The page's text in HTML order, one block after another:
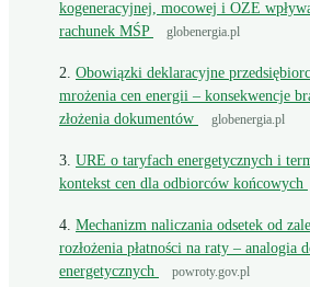
kogeneracyjnej, mocowej i OZE
rachunek MŚP
globenergia.pl
Obowiązki deklaracyjne
mrożenia cen energii – konsekwencje
złożenia dokumentów
globenergia.pl
URE o taryfach energetycznych i
kontekst cen dla odbiorców końcowych
Mechanizm naliczania odsetek od
rozłożenia płatności na raty – analogia
energetycznych
powroty.gov.pl